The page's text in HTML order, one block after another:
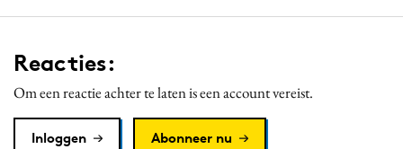
Reputatie & crisis
Reacties:
Om een reactie achter te laten is een account vereist.
Inloggen Abonneer nu